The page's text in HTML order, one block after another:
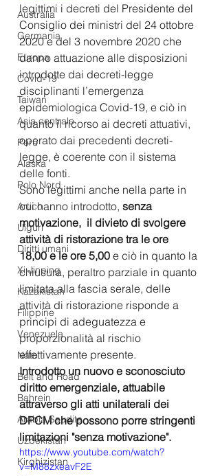
Australia
Germania
Europa
Covid-19
Taiwan
Asia centrale
Perù
Alaska
Polo Nord
Artico
Uiguri
Diritti umani
Xi Jinping
Kazakistan
Filippine
Venezuela
Nato
Belt and Road
Bahrein
Arabia Saudita
Uzbekistan
Kirghizistan
legittimi i decreti del Presidente del
Consiglio dei ministri del 24 ottobre
2020 e del 3 novembre 2020 che
danno attuazione alle disposizioni
introdotte dai decreti-legge
disciplinanti l’emergenza
epidemiologica Covid-19, e ciò in
quanto il ricorso ai decreti attuativi,
operato dai precedenti decreti-
legge, è coerente con il sistema
delle fonti.
Sono legittimi anche nella parte in
cui hanno introdotto, senza
motivazione,  il divieto di svolgere
attività di ristorazione tra le ore
18,00 e le ore 5,00 e ciò in quanto la
chiusura, peraltro parziale in quanto
limitata alla fascia serale, delle
attività di ristorazione risponde a
principi di adeguatezza e
proporzionalità al rischio
effettivamente presente.
Introdotto un nuovo e sconosciuto
diritto emergenziale, attuabile
attraverso gli atti unilaterali dei
DPCM che possono porre stringenti
limitazioni "senza motivazione".
https://www.youtube.com/watch?
v=M88zxeavF2E